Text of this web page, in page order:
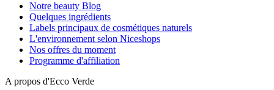
Notre beauty Blog
Quelques ingrédients
Labels principaux de cosmétiques naturels
L'environnement selon Niceshops
Nos offres du moment
Programme d'affiliation
A propos d'Ecco Verde